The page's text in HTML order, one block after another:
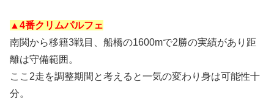
▲4番クリムパルフェ
南関から移籍3戦目、船橋の1600mで2勝の実績があり距
離は守備範囲。
ここ2走を調整期間と考えると一気の変わり身は可能性十
分。